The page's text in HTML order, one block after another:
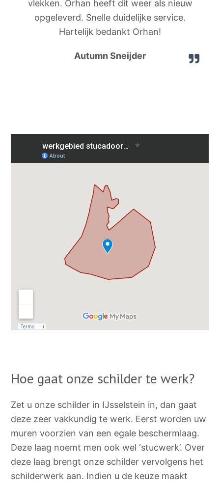
vlekken. Orhan heeft dit weer als nieuw
opgeleverd. Snelle duidelijke service.
Hartelijk bedankt Orhan!
Autumn Sneijder
Hoe gaat onze schilder te werk?
Zet u onze schilder in IJsselstein in, dan gaat
deze zeer vakkundig te werk. Eerst worden uw
muren voorzien van een egale beschermlaag.
Deze laag noemt men ook wel ‘stucwerk’. Over
deze laag brengt onze schilder vervolgens het
schilderwerk aan. Indien u de keuze maakt